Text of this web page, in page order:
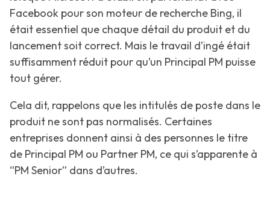
Facebook pour son moteur de recherche Bing, il
était essentiel que chaque détail du produit et du
lancement soit correct. Mais le travail d’ingé était
suffisamment réduit pour qu’un Principal PM puisse
tout gérer.
Cela dit, rappelons que les intitulés de poste dans le
produit ne sont pas normalisés. Certaines
entreprises donnent ainsi à des personnes le titre
de Principal PM ou Partner PM, ce qui s’apparente à
“PM Senior” dans d’autres.